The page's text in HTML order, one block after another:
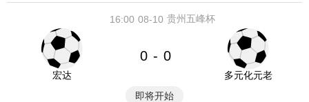
08-10
16:00 贵州五峰杯
宏达
0 - 0
多元化元老
即将开始